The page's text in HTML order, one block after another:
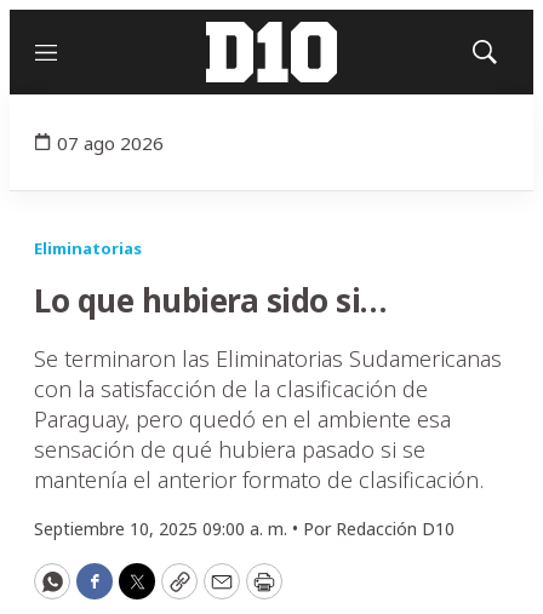
Menú
Mostrar
07 ago 2026
Eliminatorias
Lo que hubiera sido si…
Se terminaron las Eliminatorias Sudamericanas
con la satisfacción de la clasificación de
Paraguay, pero quedó en el ambiente esa
sensación de qué hubiera pasado si se
mantenía el anterior formato de clasificación.
Septiembre 10, 2025 09:00 a. m. • Por Redacción D10
WhatsApp
Facebook
Twitter
CopyEmailPrint